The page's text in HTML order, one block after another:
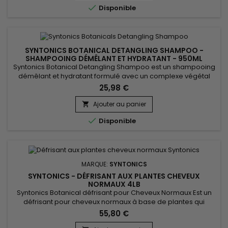
sécurité...
 Disponible
SYNTONICS BOTANICAL DETANGLING SHAMPOO -
SHAMPOOING DÉMÊLANT ET HYDRATANT - 950ML
Syntonics Botanical Detangling Shampoo est un shampooing
démêlant et hydratant formulé avec un complexe végétal
associant Citrus Limon, Camellia Sinensis et Tea Tree. Il
assure un nettoyage doux du cuir chevelu, hydrate la fibre
capillaire et facilite le démêlage dès le lavage. Les cheveux
sont plus souples, plus brillants et faciles à coiffer, sans...
25,98 €
 Ajouter au panier
 Disponible
MARQUE: SYNTONICS
SYNTONICS - DÉFRISANT AUX PLANTES CHEVEUX
NORMAUX 4LB
Syntonics Botanical défrisant pour Cheveux Normaux Est un
défrisant pour cheveux normaux à base de plantes qui
confère aux cheveux une texture soyeuse et magnifiquement
lisse.&nbsp; Il est formulé avec de l'Aloe Vera, du Thé vert
55,80 €